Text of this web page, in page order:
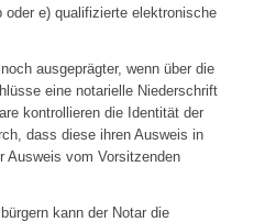
oder e) qualifizierte elektronische
ausgeprägter, wenn über die
eine notarielle Niederschrift
kontrollieren die Identität der
dass diese ihren Ausweis in
Ausweis vom Vorsitzenden
kann der Notar die